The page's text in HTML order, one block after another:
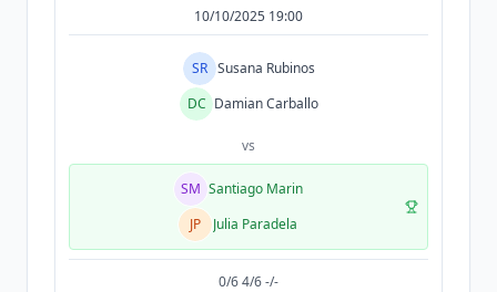
10/10/2025 19:00
SR Susana Rubinos
DC Damian Carballo
vs
SM Santiago Marin
JP
Julia Paradela
0/6 4/6 -/-